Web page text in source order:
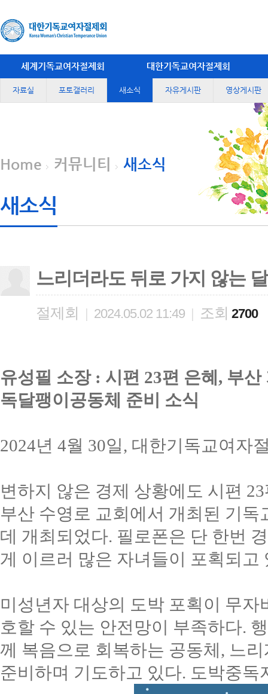
세계기독교여자절제회 대한기독교여자절제회
자료실 포토갤러리 새소식 자유게시판 영상게시판
Home 커뮤니티 새소식
새소식
느리더라도 뒤로 가지 않는
절제회 | 2024.05.02 11:49 | 조회 2700
유성필 소장 : 시편 23편 은혜 , 부산
독달팽이공동체 준비 소식
2024년 4월 30일, 대한기독교여자
변하지 않은 경제 상황에도 시편 23
부산 수영로 교회에서 개최된 기
데 개최되었다. 필로폰은 단 한번
게 이르러 많은 자녀들이 포획되고
미성년자 대상의 도박 포획이 무
호할 수 있는 안전망이 부족하다.
께 복음으로 회복하는 공동체, 느
준비하며 기도하고 있다. 도박중독